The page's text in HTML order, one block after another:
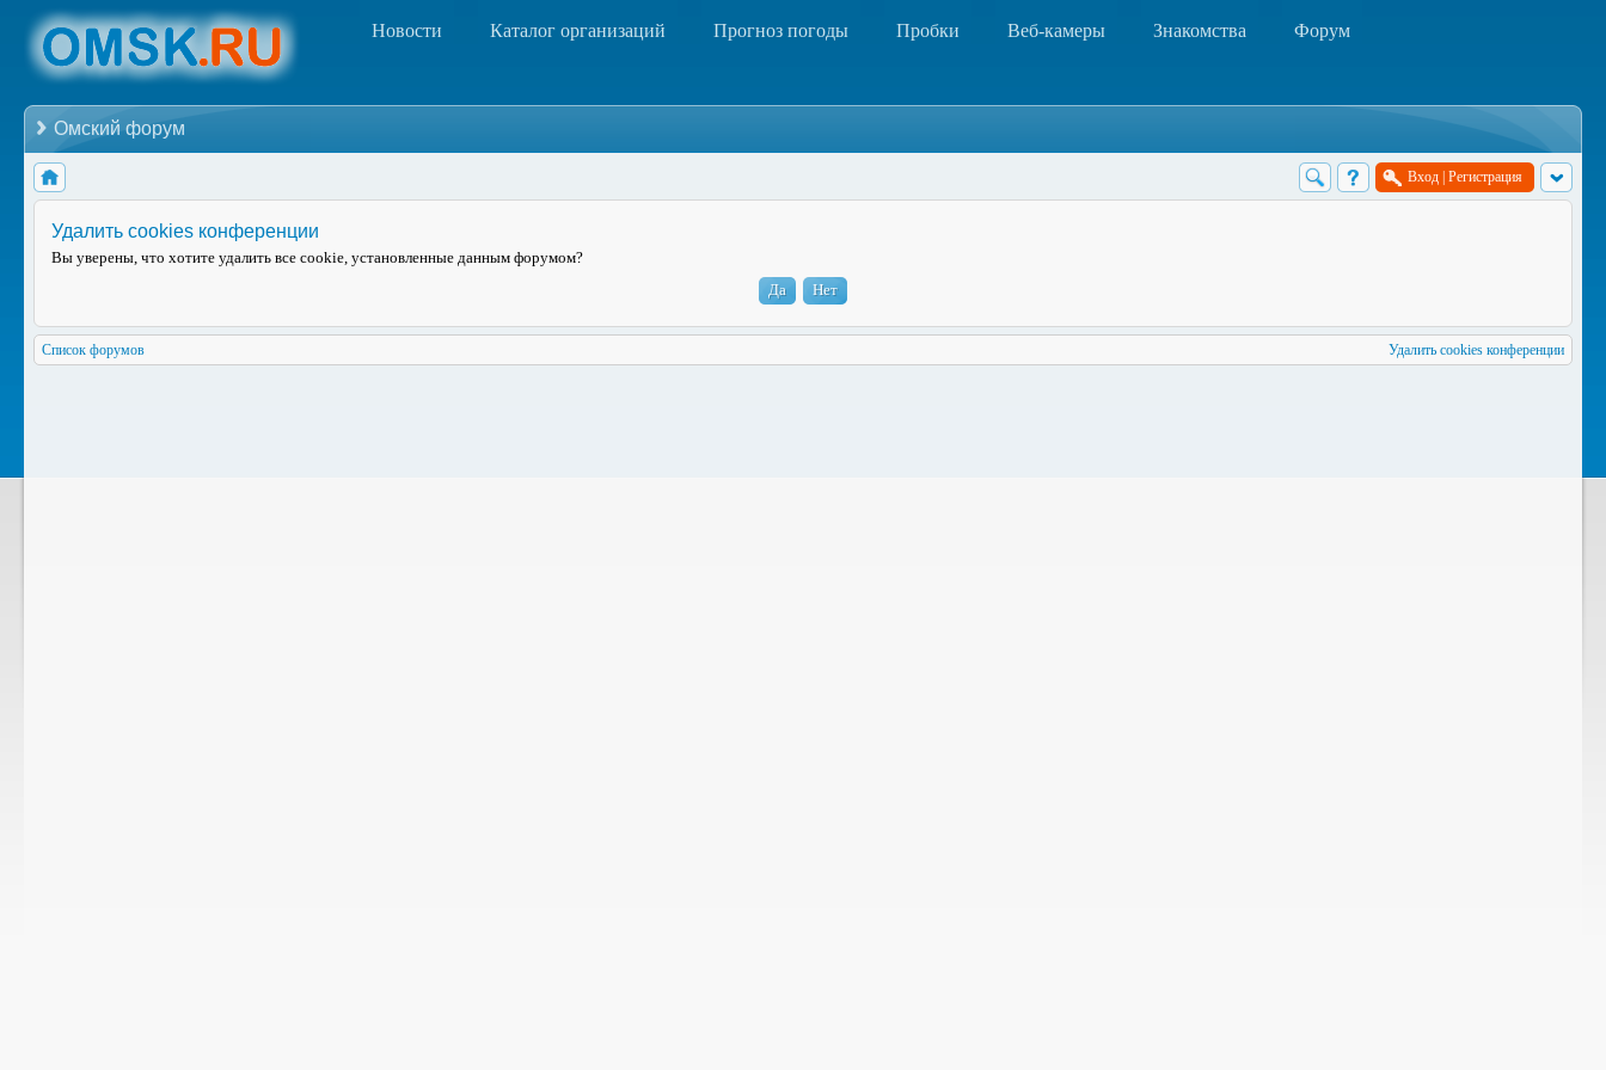
Новости Каталог организаций Прогноз погоды Пробки Веб-камеры Знакомства Форум
Омский форум
Вход Регистрация
Удалить cookies конференции
Вы уверены, что хотите удалить все cookie, установленные данным форумом?
Список форумов Удалить cookies конференции